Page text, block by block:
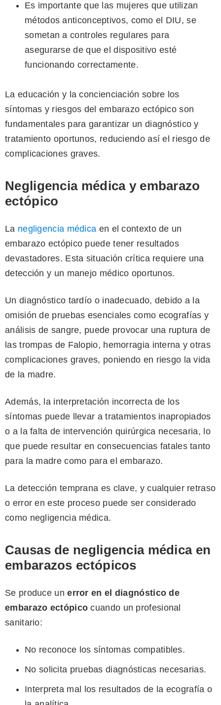
Es importante que las mujeres que utilizan
métodos anticonceptivos, como el DIU, se
sometan a controles regulares para
asegurarse de que el dispositivo esté
funcionando correctamente.
La educación y la concienciación sobre los
síntomas y riesgos del embarazo ectópico son
fundamentales para garantizar un diagnóstico y
tratamiento oportunos, reduciendo así el riesgo de
complicaciones graves.
Negligencia médica y embarazo
ectópico
La negligencia médica en el contexto de un
embarazo ectópico puede tener resultados
devastadores. Esta situación crítica requiere una
detección y un manejo médico oportunos.
Un diagnóstico tardío o inadecuado, debido a la
omisión de pruebas esenciales como ecografías y
análisis de sangre, puede provocar una ruptura de
las trompas de Falopio, hemorragia interna y otras
complicaciones graves, poniendo en riesgo la vida
de la madre.
Además, la interpretación incorrecta de los
síntomas puede llevar a tratamientos inapropiados
o a la falta de intervención quirúrgica necesaria, lo
que puede resultar en consecuencias fatales tanto
para la madre como para el embarazo.
La detección temprana es clave, y cualquier retraso
o error en este proceso puede ser considerado
como negligencia médica.
Causas de negligencia médica en
embarazos ectópicos
Se produce unerror en el diagnóstico de
embarazo ectópico cuando un profesional
sanitario:
No reconoce los síntomas compatibles.
No solicita pruebas diagnósticas necesarias.
Interpreta mal los resultados de la ecografía o